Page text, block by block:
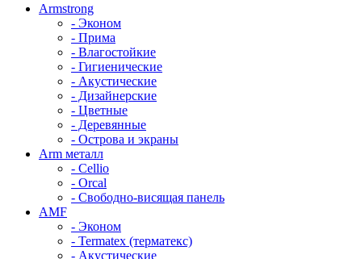
Armstrong
- Эконом
- Прима
- Влагостойкие
- Гигиенические
- Акустические
- Дизайнерские
- Цветные
- Деревянные
- Острова и экраны
Arm металл
- Cellio
- Orcal
- Свободно-висящая панель
AMF
- Эконом
- Termatex (терматекс)
- Акустические